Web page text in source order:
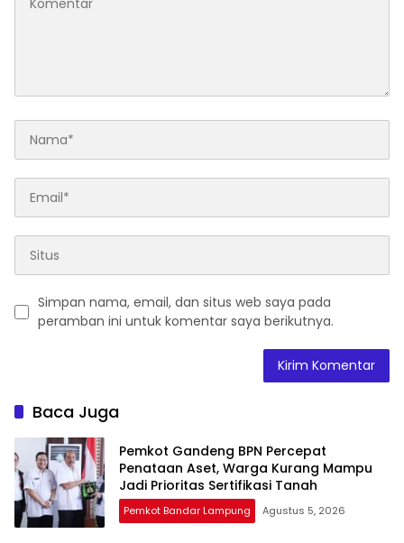
Simpan nama, email, dan situs web saya pada
peramban ini untuk komentar saya berikutnya.
Baca Juga
Pemkot Gandeng BPN Percepat
Penataan Aset, Warga Kurang Mampu
Jadi Prioritas Sertifikasi Tanah
Pemkot Bandar Lampung Agustus 5, 2026